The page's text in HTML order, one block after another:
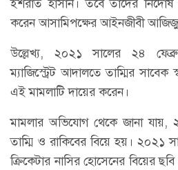
ইশরাত হাসান। তবে তাদের নির্দোষ
করেন আসামিপক্ষের আইনজীবী
উল্লেখ্য, ২০২১ সালের ২৪
ম্যাজিস্ট্রেট আদালতে তাম্মির সাবেক
এই মামলাটি দায়ের করেন।
মামলার অভিযোগ থেকে জানা যায়,
তাম্মি ও রাকিবের বিয়ে হয়। ২০২১
ক্রিকেটার নাসির হোসেনের বিয়ের